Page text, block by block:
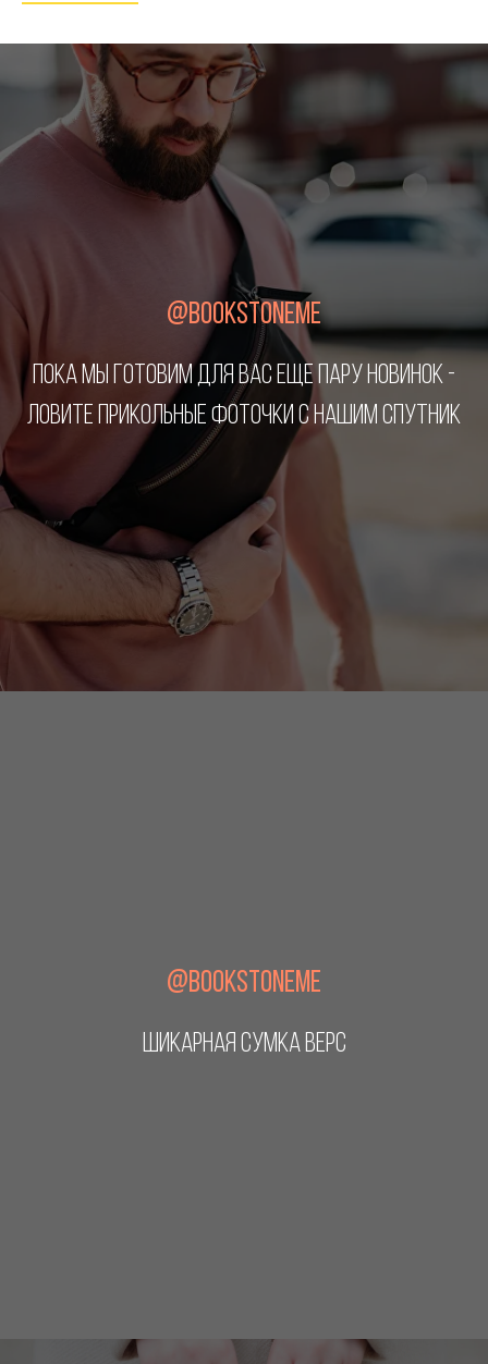
@BOOKSTONEME
ПОКА МЫ ГОТОВИМ ДЛЯ ВАС ЕЩЕ ПАРУ НОВИНОК -
ЛОВИТЕ ПРИКОЛЬНЫЕ ФОТОЧКИ С НАШИМ СПУТНИК
@BOOKSTONEME
ШИКАРНАЯ СУМКА ВЕРС